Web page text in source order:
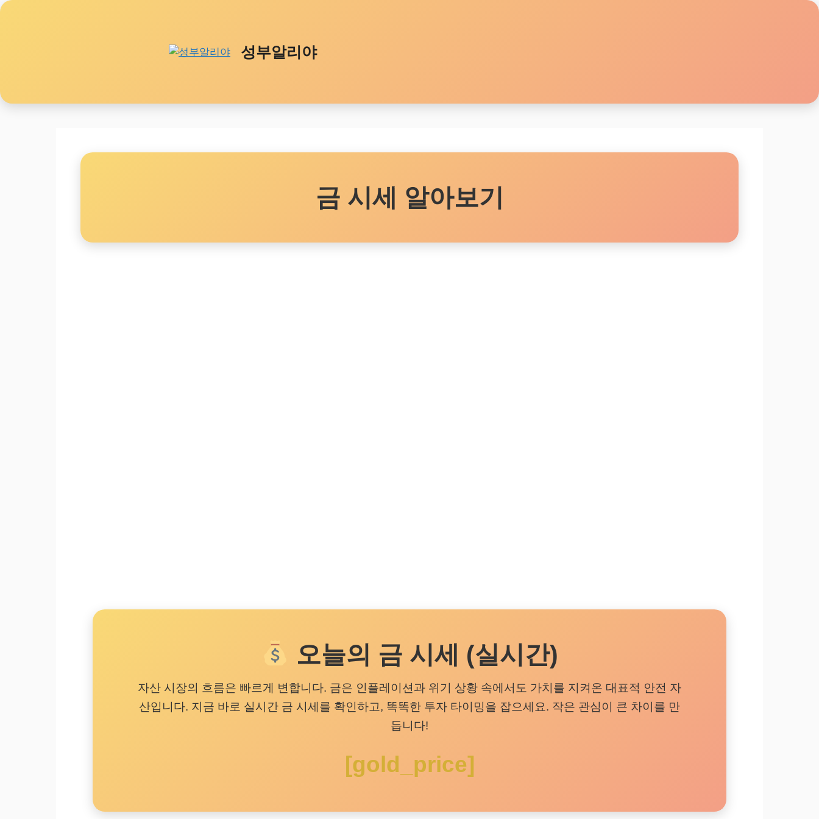
Skip
성부알리야
금 시세 알아보기
오늘의 금 시세 (실시간)
자산 시장의 흐름은 빠르게 변합니다. 금은 인플레이션과 위기 상황 속에서도 가치를 지켜온 대표적 안전 자
산입니다. 지금 바로 실시간 금 시세를 확인하고, 똑똑한 투자 타이밍을 잡으세요. 작은 관심이 큰 차이를 만
듭니다!
[gold_price]